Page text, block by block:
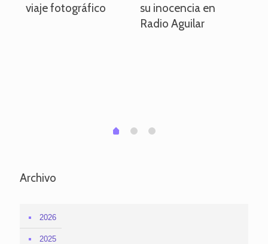
viaje fotográfico
su inocencia en
Radio Aguilar
0 1 2
Archivo
2026
2025